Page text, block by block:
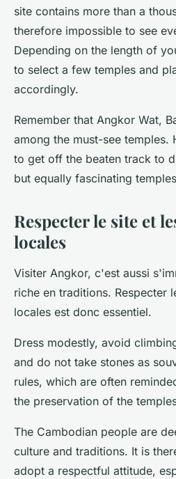
site contains more than a
therefore impossible to see
Depending on the length of
to select a few temples and
accordingly.
Remember that Angkor Wat,
among the must-see temples.
to get off the beaten track to
but equally fascinating
Respecter le site et
locales
Visiter Angkor, c'est aussi
riche en traditions. Respecter
locales est donc essentiel.
Dress modestly, avoid
and do not take stones as
rules, which are often
the preservation of the
The Cambodian people are
culture and traditions. It is
adopt a respectful attitude,